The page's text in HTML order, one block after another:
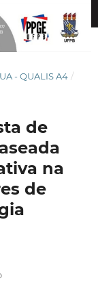
- QUALIS A4 /
de
na
de